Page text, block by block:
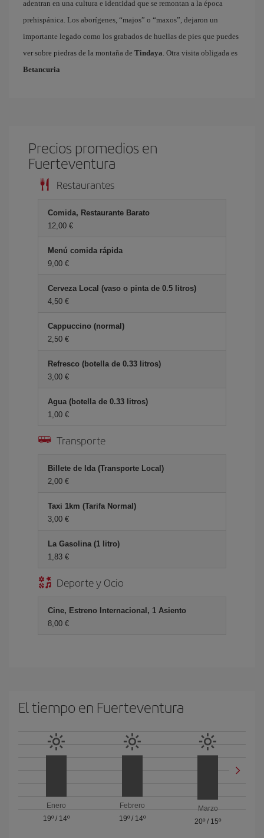
adentran en una cultura e identidad que se remontan a la época
prehispánica. Los aborígenes, “majos” o “maxos”, dejaron un
importante legado como los grabados de huellas de pies que puedes
ver sobre piedras de la montaña de Tindaya. Otra visita obligada es
Betancuria
Precios promedios en
Fuerteventura
Restaurantes
Comida, Restaurante Barato
12,00 €
Menú comida rápida
9,00 €
Cerveza Local (vaso o pinta de 0.5 litros)
4,50 €
Cappuccino (normal)
2,50 €
Refresco (botella de 0.33 litros)
3,00 €
Agua (botella de 0.33 litros)
1,00 €
Transporte
Billete de Ida (Transporte Local)
2,00 €
Taxi 1km (Tarifa Normal)
3,00 €
La Gasolina (1 litro)
1,83 €
Deporte y Ocio
Cine, Estreno Internacional, 1 Asiento
8,00 €
El tiempo en Fuerteventura
Enero
19º/ 14º
Febrero
19º/ 14º
Marzo
20º / 15º